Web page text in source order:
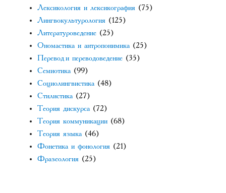
Лексикология и лексикография (75)
Лингвокультурология (125)
Литературоведение (25)
Ономастика и антропонимика (25)
Перевод и переводоведение (35)
Семиотика (99)
Социолингвистика (48)
Стилистика (27)
Теория дискурса (72)
Теория коммуникации (68)
Теория языка (46)
Фонетика и фонология (21)
Фразеология (25)